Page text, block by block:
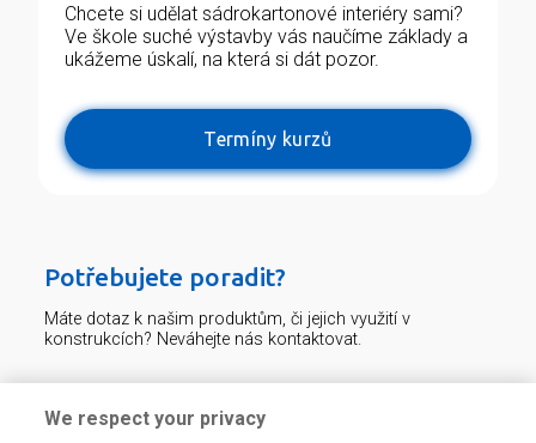
Chcete si udělat sádrokartonové interiéry sami?
Ve škole suché výstavby vás naučíme základy a
ukážeme úskalí, na která si dát pozor.
Termíny kurzů
Potřebujete poradit?
Máte dotaz k našim produktům, či jejich využití v
konstrukcích? Neváhejte nás kontaktovat.
We respect your privacy